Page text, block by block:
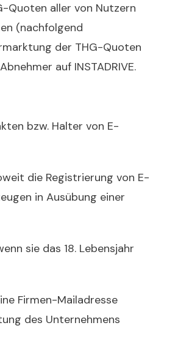
Quoten aller von Nutzern
(nachfolgend
der THG-Quoten
auf INSTADRIVE.
bzw. Halter von E-
die Registrierung von E-
in Ausübung einer
sie das 18. Lebensjahr
Firmen-Mailadresse
des Unternehmens